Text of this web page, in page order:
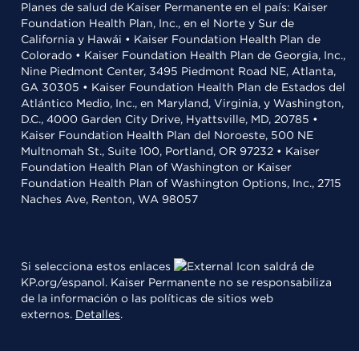
Planes de salud de Kaiser Permanente en el país: Kaiser
Foundation Health Plan, Inc., en el Norte y Sur de
California y Hawái • Kaiser Foundation Health Plan de
Colorado • Kaiser Foundation Health Plan de Georgia, Inc.,
Nine Piedmont Center, 3495 Piedmont Road NE, Atlanta,
GA 30305 • Kaiser Foundation Health Plan de Estados del
Atlántico Medio, Inc., en Maryland, Virginia, y Washington,
D.C., 4000 Garden City Drive, Hyattsville, MD, 20785 •
Kaiser Foundation Health Plan del Noroeste, 500 NE
Multnomah St., Suite 100, Portland, OR 97232 • Kaiser
Foundation Health Plan of Washington or Kaiser
Foundation Health Plan of Washington Options, Inc., 2715
Naches Ave, Renton, WA 98057
Si selecciona estos enlaces
saldrá de
KP.org/espanol. Kaiser Permanente no se responsabiliza
de la información o las políticas de sitios web
externos. Detalles.